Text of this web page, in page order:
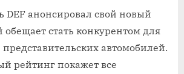
DEF анонсировал свой новый
обещает стать конкурентом для
автомобилей.
рейтинг покажет все